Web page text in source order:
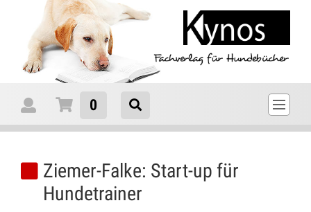
Ziemer-Falke: Start-up für
Hundetrainer
0